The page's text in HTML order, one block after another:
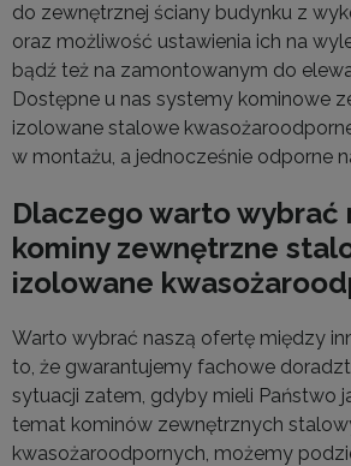
do zewnętrznej ściany budynku z
oraz możliwość ustawienia ich na
bądź też na zamontowanym do
Dostępne u nas systemy kominowe
izolowane stalowe
w montażu, a jednocześnie odporne
Dlaczego warto wybrać
kominy zewnętrzne
izolowane
Warto wybrać naszą ofertę między
to, że gwarantujemy fachowe
sytuacji zatem, gdyby mieli Państwo
temat kominów zewnętrznych
kwasożaroodpornych, możemy